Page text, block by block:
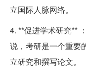
立国际人脉网络。
4. **促进学术研究**
说，考研是一个重要
立研究和撰写论文。